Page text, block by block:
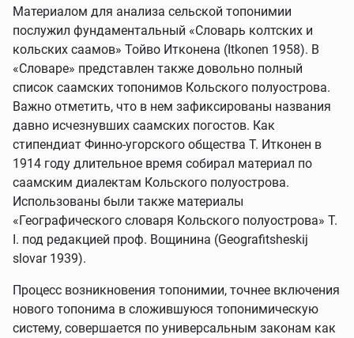
Материалом для анализа сельской топонимии
послужил фундаментальный «Словарь колтских и
кольских саамов» Тойво Итконена (Itkonen 1958). В
«Словаре» представлен также довольно полный
список саамских топонимов Кольского полуострова.
Важно отметить, что в нем зафиксированы названия
давно исчезнувших саамских погостов. Как
стипендиат Финно-угорского общества Т. Итконен в
1914 году длительное время собирал материал по
саамским диалектам Кольского полуострова.
Использованы были также материалы
«Географического словаря Кольского полуострова» Т.
I. под редакцией проф. Вощинина (Geografitsheskij
slovar 1939).
Процесс возникновения топонимии, точнее включения
нового топонима в сложившуюся топонимическую
систему, совершается по универсальным законам как